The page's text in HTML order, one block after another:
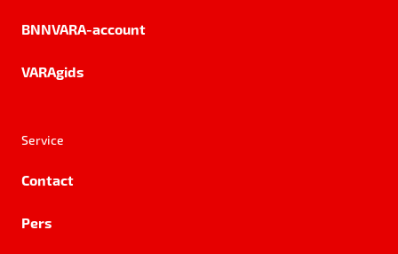
BNNVARA-account
VARAgids
Service
Contact
Pers